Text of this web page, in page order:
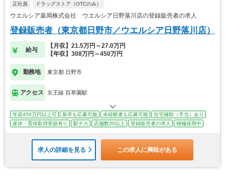
正社員 ドラッグストア（OTCのみ）
ウエルシア薬局株式会社 ウエルシア日野落川店の登録販売者の求人
登録販売者（東京都日野市／ウエルシア日野落川店）
給与
【月収】21.5万円～27.0万円
【年収】308万円～450万円
勤務地 東京都 日野市
アクセス 京王線 百草園駅
年収450万円以上可 新卒も応募可能 未経験者も応募可能
住宅補助（手当）あり
産休・育休取得実績有り
駅チカ 店舗数30以上 登録販売者の求人 積極採用中
求人の詳細を見る この求人に興味がある